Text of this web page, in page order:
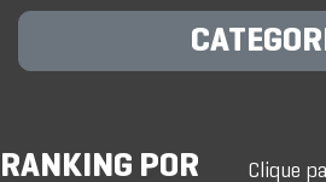
RANKING POR
Clique